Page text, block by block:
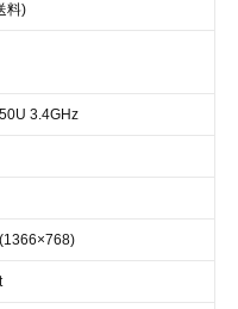
料)
3.4GHz